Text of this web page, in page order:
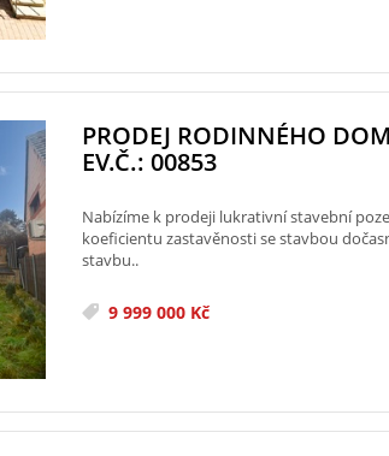
PRODEJ RODINNÉHO
EV.Č.: 00853
Nabízíme k prodeji lukrativní stavební
koeficientu zastavěnosti se stavbou
stavbu..
9 999 000 Kč